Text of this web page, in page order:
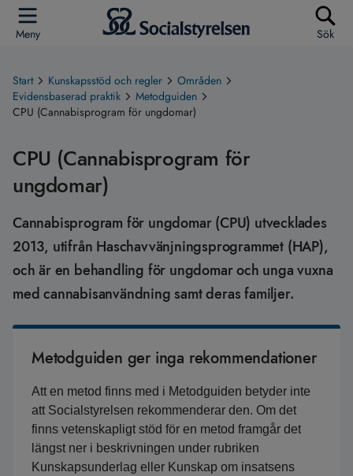
Meny Sök
Start Kunskapsstöd och regler
Områden
Evidensbaserad praktik
Metodguiden
CPU (Cannabisprogram för ungdomar)
CPU (Cannabisprogram för
ungdomar)
Cannabisprogram för ungdomar (CPU) utvecklades
2013, utifrån Haschavvänjningsprogrammet (HAP),
och är en behandling för ungdomar och unga vuxna
med cannabisanvändning samt deras familjer.
Metodguiden ger inga rekommendationer
Att en metod finns med i Metodguiden betyder inte
att Socialstyrelsen rekommenderar den. Om det
finns vetenskapligt stöd för en metod framgår det
längst ner i beskrivningen under rubriken
Kunskapsunderlag eller Kunskap om insatsens